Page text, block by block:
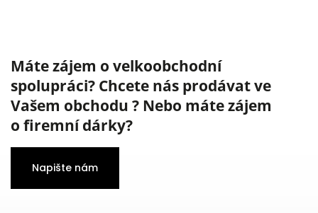
Máte zájem o velkoobchodní
spolupráci? Chcete nás prodávat ve
Vašem obchodu ? Nebo máte zájem
o firemní dárky?
Napište nám